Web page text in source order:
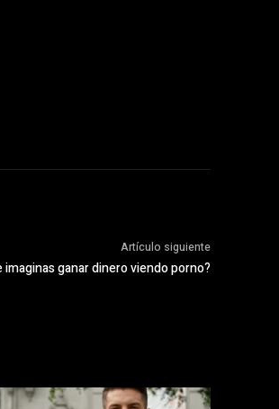
Artículo siguiente
imaginas ganar dinero viendo porno?